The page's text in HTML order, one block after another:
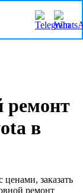
запись
ремонт
в
заказать
ремонт